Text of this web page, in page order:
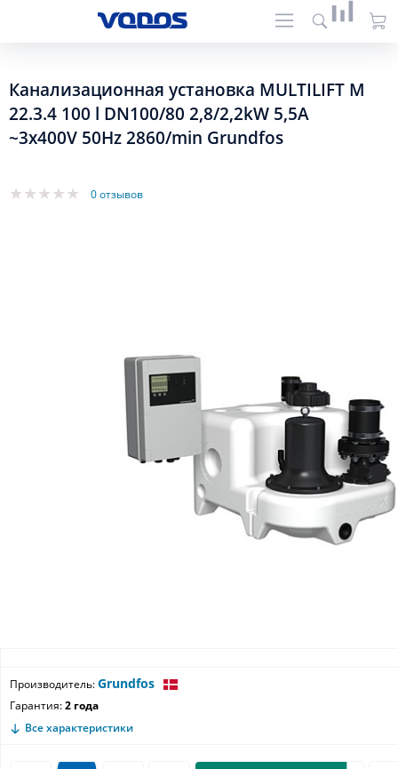
Канализационная установка MULTILIFT M
22.3.4 100 l DN100/80 2,8/2,2kW 5,5A
~3x400V 50Hz 2860/min Grundfos
0 отзывов
Производитель:Grundfos
Гарантия:2 года
Все характеристики